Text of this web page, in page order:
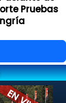
Pruebas